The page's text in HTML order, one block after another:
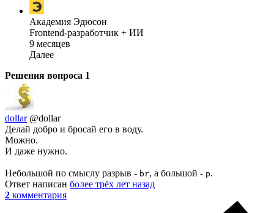
Академия Эдюсон
Frontend-разработчик + ИИ
9 месяцев
Далее
Решения вопроса 1
dollar @dollar
Делай добро и бросай его в воду.
Можно.
И даже нужно.
Небольшой по смыслу разрыв - br, а большой - p.
Ответ написан более трёх лет назад
2 комментария